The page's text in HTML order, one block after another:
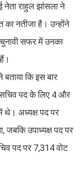
नेता राहुल झांसला ने
का नतीजा है। उन्होंने
सफर में उनका
बताया कि इस बार
सचिव पद के लिए 4 और
थे। अध्यक्ष पद पर
जबकि उपाध्यक्ष पद पर
पद पर 7,314 वोट